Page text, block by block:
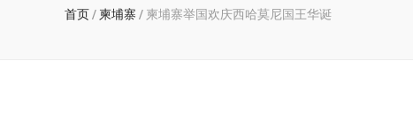
首页/ 柬埔寨 / 柬埔寨举国欢庆西哈莫尼国王华诞